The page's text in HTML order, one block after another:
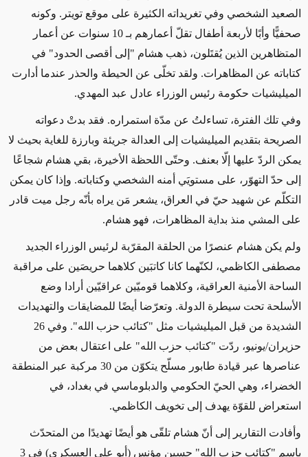
الصعيد الشخصي وفي تغريداته الكثيرة على موقع تويتر. وكونه
صحفيًّا وأبًا لأربعة أطفال تقلّ أعمارهم بـ 10 سنوات عن أعمار
المتظاهرين الذين يُقتَلون، ذهب هشام "إلى أقصى الحدود" في
كتاباته عن المظاهرات. ولقد تخلّى عن الحيطة والحذر عندما أدارت
الميليشيات حكومة رئيس الوزراء عادل عبد المهدي.
وفي تلك الفترة، تساءلتُ عن مدّة استمراره. فقد بدتْ دعواته
الصريحة بتقديم الميليشيات إلى العدالة جريئة وبارزة للغاية بحيث لا
يمكن الردّ عليها إلّا بعنف. وحتّى اللحظة الأخيرة، بقي هشام شجاعًا
إلى حدّ التهوّر، على مستويَي أمنه الشخصي وكتاباته. وإذا كان يمكن
التكلّم عن شهيد حيّ في العراق، يشعر مَن يراه بأنّه رجل ميت قادر
على المشي منذ بداية المظاهرات، فهو هشام.
ولم يكن هشام عنصرًا من الحلقة المقرّبة لرئيس الوزراء الجديد
مصطفى الكاظمي، لكنّهما كانا كاتبَين كلاهما حريصَين على مراقبة
الساحة الأمنية العراقية، وكلاهما قوميّين عراقيّين أرادا وضع
الأسلحة تحت سيطرة الدولة. وتعرّضا أيضًا للمضايقات والتهديدات
الشديدة من قبل الميليشيات مثل "كتائب حزب الله". وفي 26
حزيران/يونيو، ردّت "كتائب حزب الله" على اعتقال بعض من
عناصرها عبر قيادة طابور مسلّح يتكوّن من 30 مركبة عبر المنطقة
الخضراء، وهي الحيّ الحكومي والدبلوماسي في بغداد، في
استعراض للقوّة يهدف إلى تخويف الكاظمي.
وأفادت التقارير إلى أنّ هشام تلقّى هو أيضًا تهديدًا من المتحدّث
باسم "كتائب حزب الله" حسين مؤنس (أبو علي العسكري) في 3